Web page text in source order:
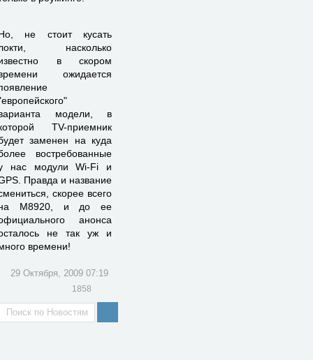
не стоит кусать
насколько
в скором
ожидается
модели, в
TV-приемник
заменен на куда
востребованные
нас модули Wi-Fi и
Правда и название
скорее всего
M8920, и до ее
анонса
не так уж и
времени!
29 Октября, 2009 07:19
1858